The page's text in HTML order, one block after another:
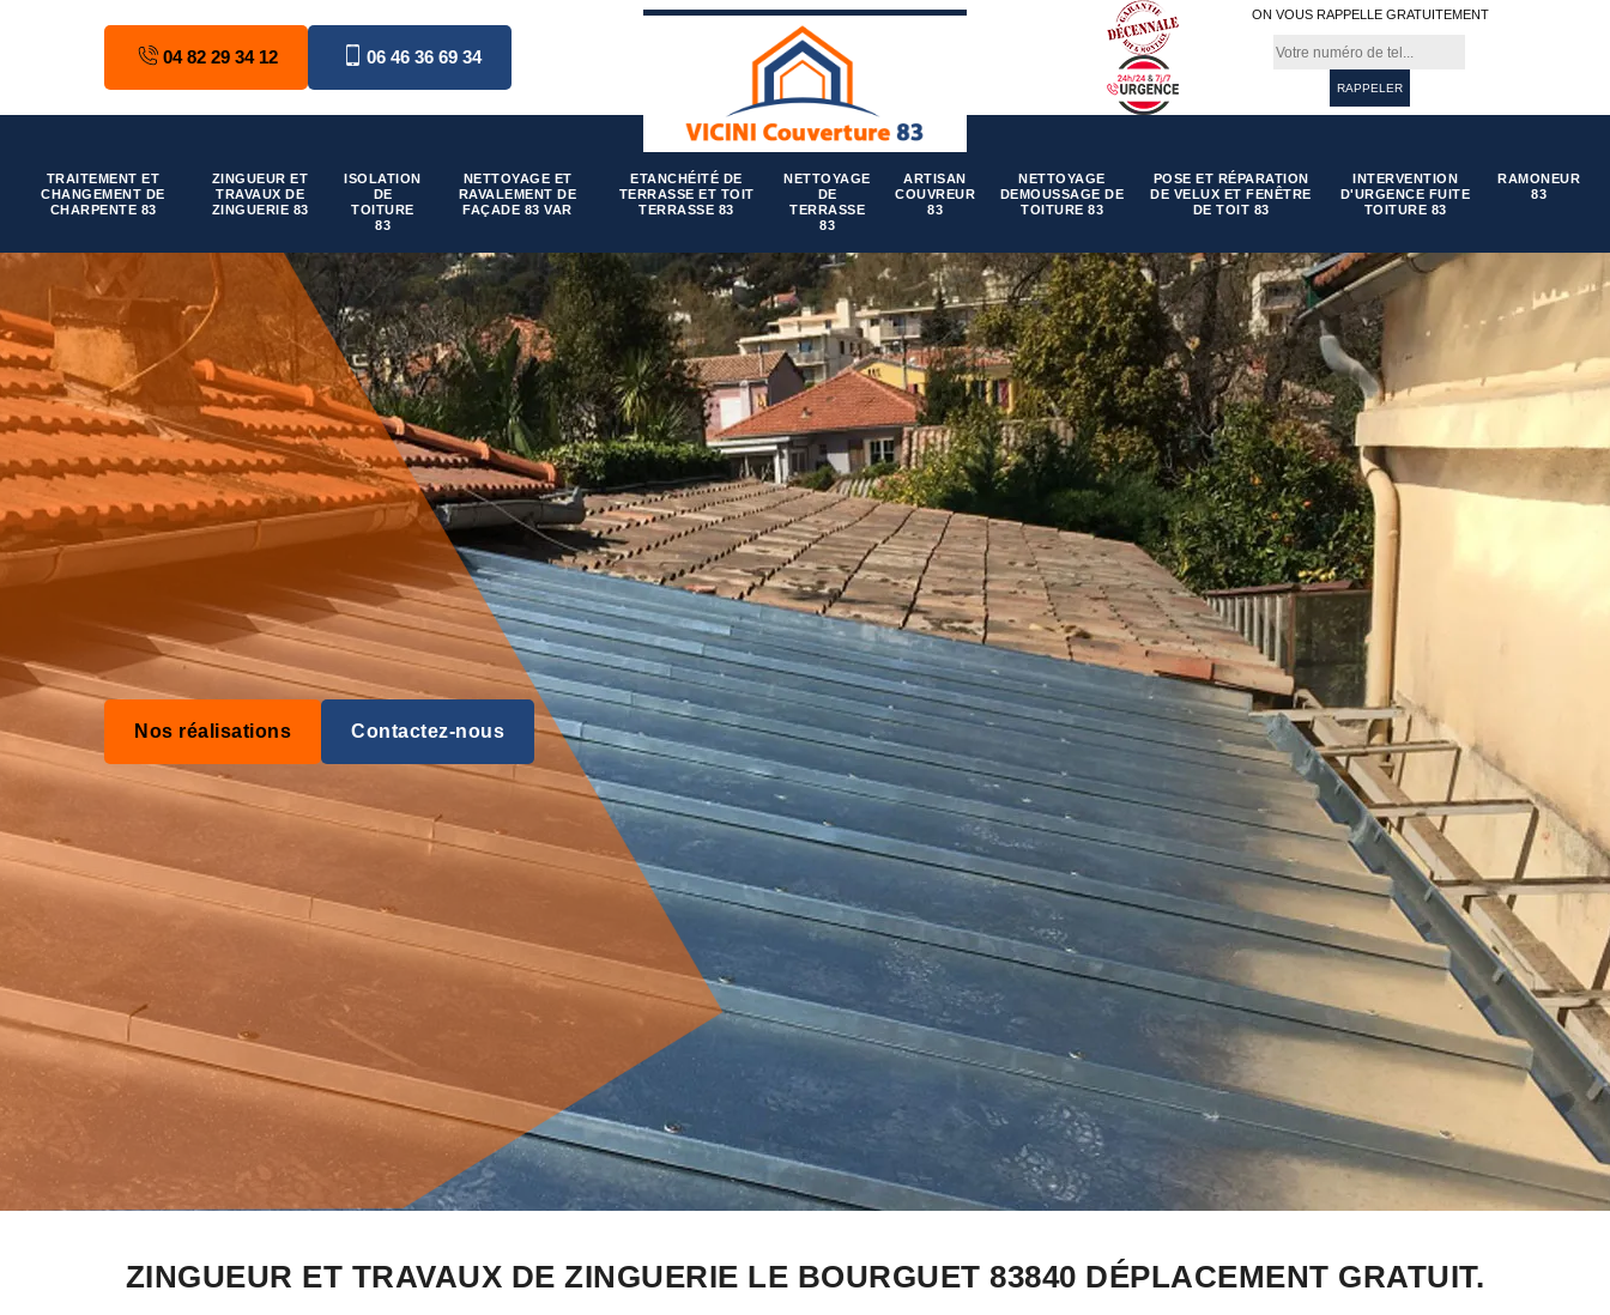
04 82 29 34 12 06 46 36 69 34
ON VOUS RAPPELLE GRATUITEMENT
TRAITEMENT ET
CHANGEMENT DE
CHARPENTE 83
ZINGUEUR ET
TRAVAUX DE
ZINGUERIE 83
ISOLATION
DE
TOITURE
83
NETTOYAGE ET
RAVALEMENT DE
FAÇADE 83 VAR
ETANCHÉITÉ DE
TERRASSE ET TOIT
TERRASSE 83
NETTOYAGE
DE
TERRASSE
83
ARTISAN
COUVREUR
83
NETTOYAGE
DEMOUSSAGE DE
TOITURE 83
POSE ET RÉPARATION
DE VELUX ET FENÊTRE
DE TOIT 83
INTERVENTION
D'URGENCE FUITE
TOITURE 83
RAMONEUR
83
Nos réalisations Contactez-nous
ZINGUEUR ET TRAVAUX DE ZINGUERIE LE BOURGUET 83840 DÉPLACEMENT GRATUIT.